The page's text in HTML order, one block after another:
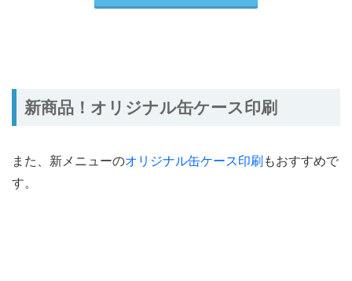
新商品！オリジナル缶ケース印刷
また、新メニューのオリジナル缶ケース印刷 もおすすめで
す。